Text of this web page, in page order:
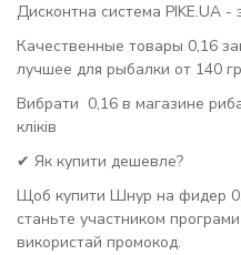
Дисконтна система PIKE.UA -
Качественные товары 0,16
лучшее для рыбалки от 140
Вибрати 0,16 в магазине
кліків
✔ Як купити дешевле?
Щоб купити Шнур на фидер
станьте участником
використай промокод.